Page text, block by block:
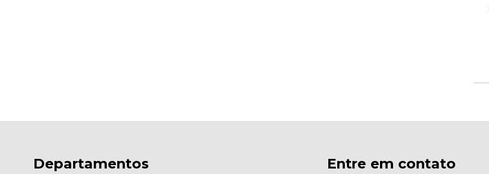
Departamentos Entre em contato